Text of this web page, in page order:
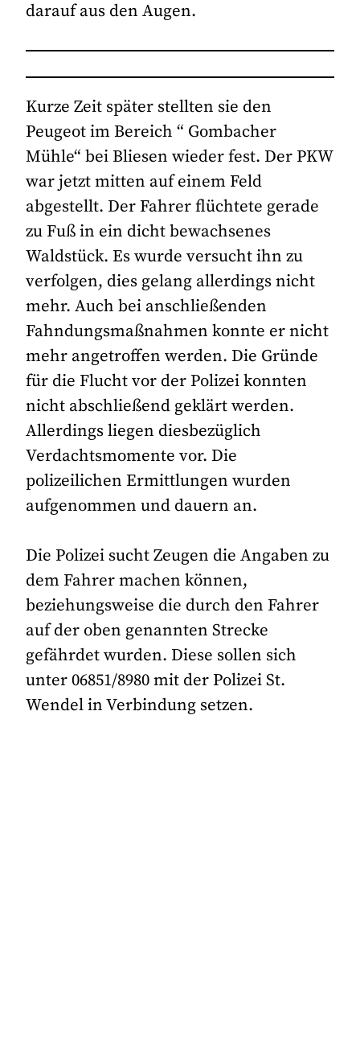
darauf aus den Augen.
Kurze Zeit später stellten sie den
Peugeot im Bereich “ Gombacher
Mühle“ bei Bliesen wieder fest. Der PKW
war jetzt mitten auf einem Feld
abgestellt. Der Fahrer flüchtete gerade
zu Fuß in ein dicht bewachsenes
Waldstück. Es wurde versucht ihn zu
verfolgen, dies gelang allerdings nicht
mehr. Auch bei anschließenden
Fahndungsmaßnahmen konnte er nicht
mehr angetroffen werden. Die Gründe
für die Flucht vor der Polizei konnten
nicht abschließend geklärt werden.
Allerdings liegen diesbezüglich
Verdachtsmomente vor. Die
polizeilichen Ermittlungen wurden
aufgenommen und dauern an.
Die Polizei sucht Zeugen die Angaben zu
dem Fahrer machen können,
beziehungsweise die durch den Fahrer
auf der oben genannten Strecke
gefährdet wurden. Diese sollen sich
unter 06851/8980 mit der Polizei St.
Wendel in Verbindung setzen.